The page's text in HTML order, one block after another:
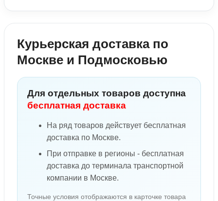
Курьерская доставка по
Москве и Подмосковью
Для отдельных товаров доступна
бесплатная доставка
На ряд товаров действует бесплатная
доставка по Москве.
При отправке в регионы - бесплатная
доставка до терминала транспортной
компании в Москве.
Точные условия отображаются в карточке товара